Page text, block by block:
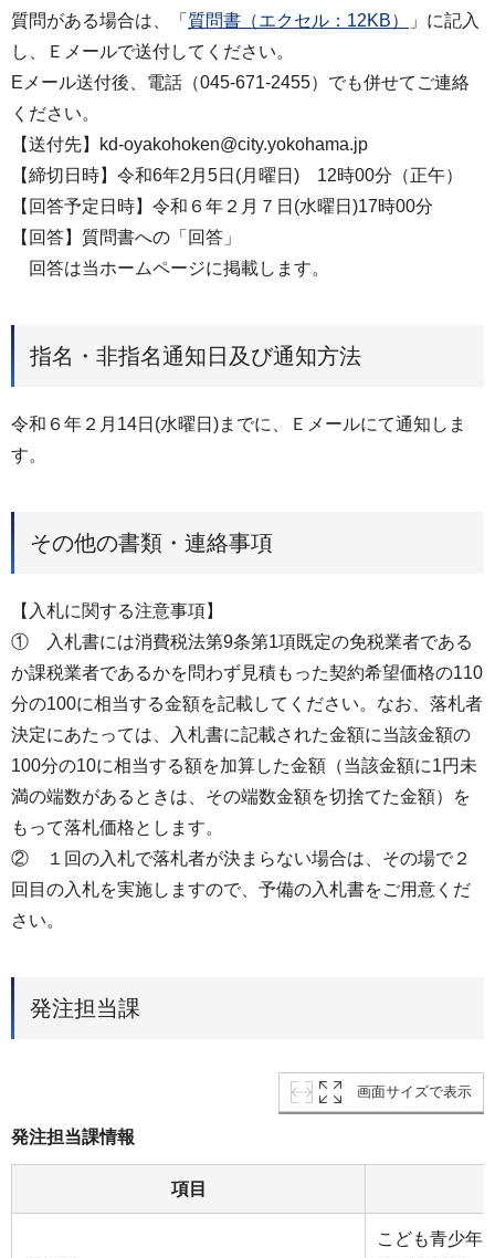
質問がある場合は、「 質問書（エクセル：12KB）
」に記⼊
し、Ｅメールで送付してください。
Eメール送付後、電話（045-671-2455）でも併せてご連絡
ください。
【送付先】kd-oyakohoken@city.yokohama.jp
【締切⽇時】令和6年2⽉5⽇(月曜日) 12時00分（正午）
【回答予定⽇時】令和６年２⽉７⽇(水曜日)17時00分
【回答】質問書への「回答」
回答は当ホームページに掲載します。
指名・非指名通知日及び通知方法
令和６年２⽉14⽇(水曜日)までに、Ｅメールにて通知しま
す。
その他の書類・連絡事項
【⼊札に関する注意事項】
① ⼊札書には消費税法第9条第1項既定の免税業者である
か課税業者であるかを問わず⾒積もった契約希望価格の110
分の100に相当する⾦額を記載してください。なお、落札者
決定にあたっては、⼊札書に記載された⾦額に当該⾦額の
100分の10に相当する額を加算した⾦額（当該⾦額に1円未
満の端数があるときは、その端数⾦額を切捨てた⾦額）を
もって落札価格とします。
② １回の⼊札で落札者が決まらない場合は、その場で２
回目の⼊札を実施しますので、予備の⼊札書をご⽤意くだ
さい。
発注担当課
画面サイズで表示
発注担当課情報
項目
こども⻘少年